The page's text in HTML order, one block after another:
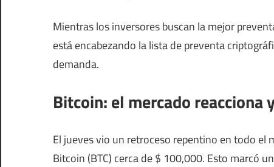
Mientras los inversores buscan la mejor
está encabezando la lista de preventa
demanda.
Bitcoin: el mercado reacciona
El jueves vio un retroceso repentino en todo el
Bitcoin (BTC) cerca de $ 100,000. Esto marcó